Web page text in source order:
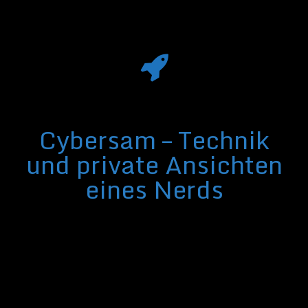
Cybersam – Technik
und private Ansichten
eines Nerds